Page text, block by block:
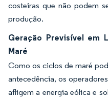
costeiras que não podem
produção.
Geração Previsível em
Maré
Como os ciclos de maré
antecedência, os
afligem a energia eólica e